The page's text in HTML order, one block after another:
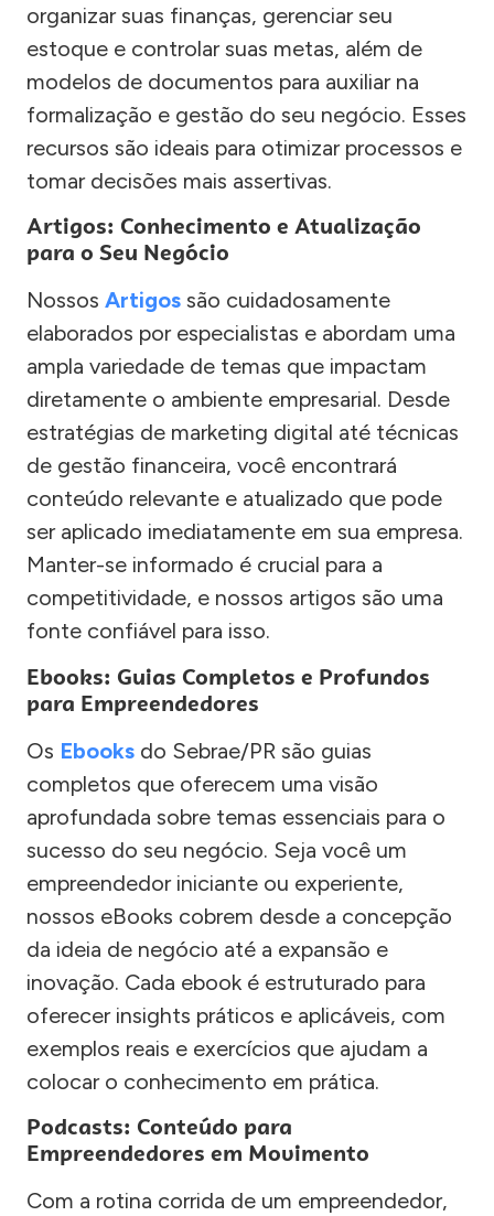
organizar suas finanças, gerenciar seu
estoque e controlar suas metas, além de
modelos de documentos para auxiliar na
formalização e gestão do seu negócio. Esses
recursos são ideais para otimizar processos e
tomar decisões mais assertivas.
Artigos: Conhecimento e Atualização
para o Seu Negócio
Nossos Artigos são cuidadosamente
elaborados por especialistas e abordam uma
ampla variedade de temas que impactam
diretamente o ambiente empresarial. Desde
estratégias de marketing digital até técnicas
de gestão financeira, você encontrará
conteúdo relevante e atualizado que pode
ser aplicado imediatamente em sua empresa.
Manter-se informado é crucial para a
competitividade, e nossos artigos são uma
fonte confiável para isso.
Ebooks: Guias Completos e Profundos
para Empreendedores
Os Ebooks do Sebrae/PR são guias
completos que oferecem uma visão
aprofundada sobre temas essenciais para o
sucesso do seu negócio. Seja você um
empreendedor iniciante ou experiente,
nossos eBooks cobrem desde a concepção
da ideia de negócio até a expansão e
inovação. Cada ebook é estruturado para
oferecer insights práticos e aplicáveis, com
exemplos reais e exercícios que ajudam a
colocar o conhecimento em prática.
Podcasts: Conteúdo para
Empreendedores em Movimento
Com a rotina corrida de um empreendedor,